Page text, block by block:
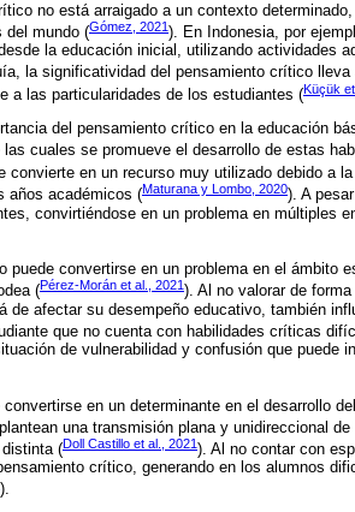
no está arraigado a un contexto
del mundo (Gómez, 2021). En Indonesia, por
la educación inicial, utilizando actividades
la significatividad del pensamiento crítico
a las particularidades de los estudiantes (Küçük
del pensamiento crítico en la educación
cuales se promueve el desarrollo de estas
en un recurso muy utilizado debido a
años académicos (Maturana y Lombo, 2020). A
convirtiéndose en un problema en múltiples
convertirse en un problema en el ámbito
(Pérez-Morán et al., 2021). Al no valorar de
de afectar su desempeño educativo, también
que no cuenta con habilidades críticas
de vulnerabilidad y confusión que puede
en un determinante en el desarrollo
una transmisión plana y unidireccional de
(Doll Castillo et al., 2021). Al no contar con
crítico, generando en los alumnos
).